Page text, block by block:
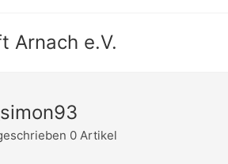
Arnach e.V.
0 Artikel